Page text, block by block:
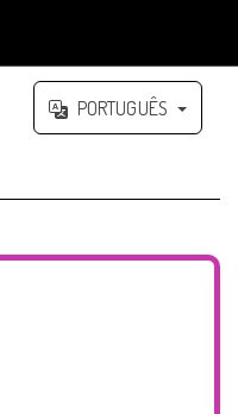
PORTUGUÊS